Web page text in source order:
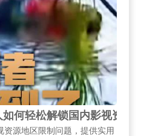
何轻松解锁国内影视资源
源地区限制问题，提供实用